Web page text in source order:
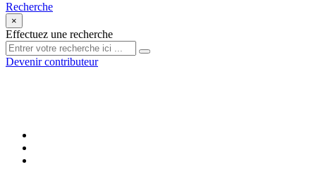
Recherche
×
Effectuez une recherche
Devenir contributeur